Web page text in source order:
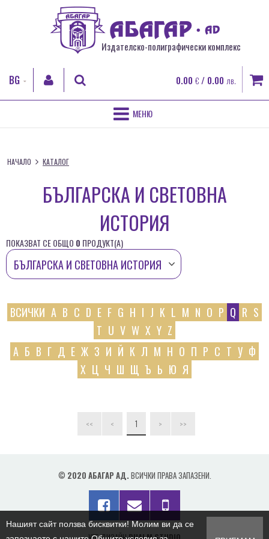
Нашият сайт ползва бисквитки! Молим ви да се
BG
EN
RO
Регистрация
Забравена парола
Издателско-полиграфически комплекс
0.00 € / 0.00 лв.
ПОЛИГРАФИЧЕСКИ УСЛУГИ
ДИГИТАЛЕН ПЕЧАТ
КНИГИ
ПРОДУКТИ
КОНТАКТИ
НАЧАЛО КАТАЛОГ
ПОКАЗВАТ СЕ ОБЩО 0 ПРОДУКТ(A)
БЪЛГАРСКА И СВЕТОВНА
ИСТОРИЯ
ВСИЧКИ A B C D E F G H I J K L M N O P Q R S
T U V W X Y Z
А Б В Г Д Е Ж З И Й К Л М Н О П Р С Т У Ф
Х Ц Ч Ш Щ Ъ Ь Ю Я
<< < 1 > >>
© 2020 АБАГАР АД. ВСИЧКИ ПРАВА ЗАПАЗЕНИ.